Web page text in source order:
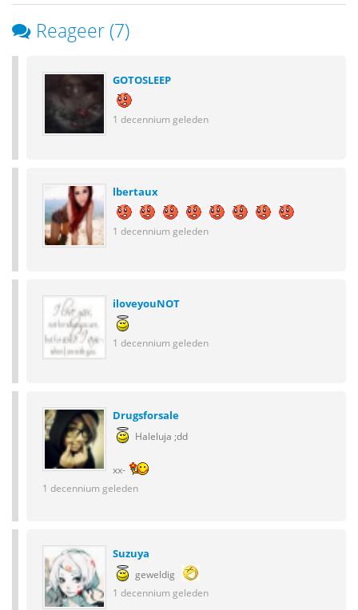
Reageer (7)
GOTOSLEEP
1 decennium geleden
lbertaux
1 decennium geleden
iloveyouNOT
1 decennium geleden
Drugsforsale
Haleluja ;dd
xx-
1 decennium geleden
Suzuya
geweldig
1 decennium geleden